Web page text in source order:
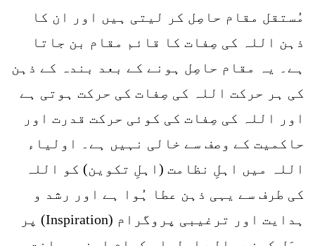
مُستقل مقام حاصِل کر لیتی ہیں اور ان کا
ذہن اللہ کی صِفات کا قائم مقام بن جاتا
ہے۔ یہ مقام حاصِل ہونے کے بعد بندہ کے ذہن
کی ہر حرکت اللہ کی صِفات کی حرکت ہوتی ہے
اور اللہ کی صِفات کی کوئی حرکت قدرت اور
حاکمیت کے وصف سے خالی نہیں ہے۔ اولیاء
اللہ میں اہلِ نظامت (اہلِ تکوین) کو اللہ
کی طرف سے یہی ذہن عطا ہُوا ہے اور رشد و
ہدایت اور ترغیبی پروگرام (Inspiration) پر